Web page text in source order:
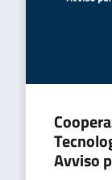
Avviso